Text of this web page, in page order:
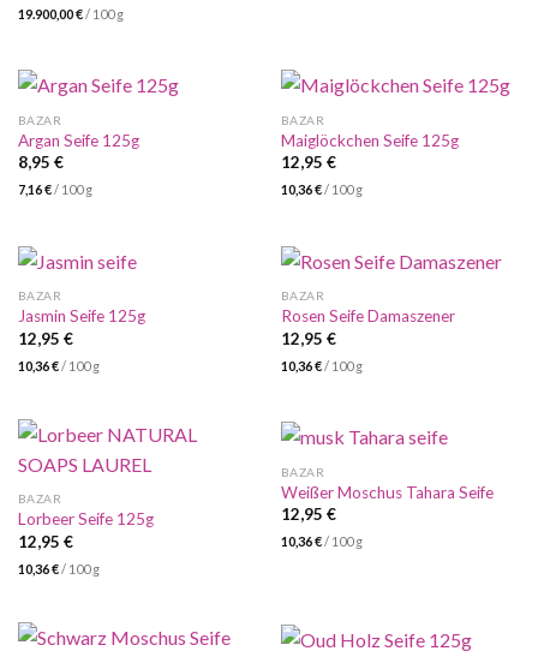
19.900,00€/ 100 g
BAZAR
Argan Seife 125g
8,95 €
7,16€/ 100 g
BAZAR
Maiglöckchen Seife 125g
12,95 €
10,36€/ 100 g
BAZAR
Jasmin Seife 125g
12,95 €
10,36€/ 100 g
BAZAR
Rosen Seife Damaszener
12,95 €
10,36€/ 100 g
BAZAR
Lorbeer Seife 125g
12,95 €
10,36€/ 100 g
BAZAR
Weißer Moschus Tahara Seife
12,95 €
10,36€/ 100 g